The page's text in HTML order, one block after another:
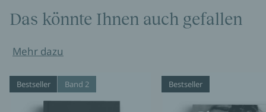
Das könnte Ihnen auch gefallen
Mehr dazu
Bestseller Band 2 Bestseller